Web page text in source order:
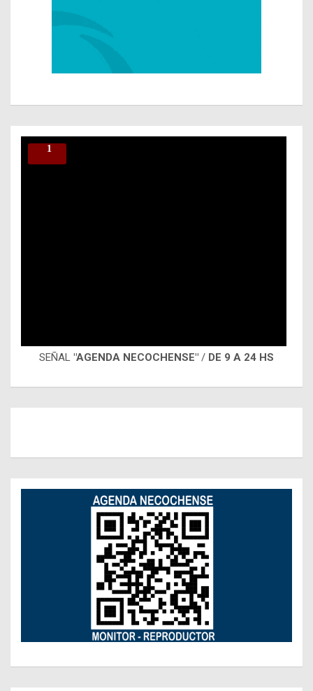
SEÑAL "AGENDA NECOCHENSE" / DE 9 A 24 HS